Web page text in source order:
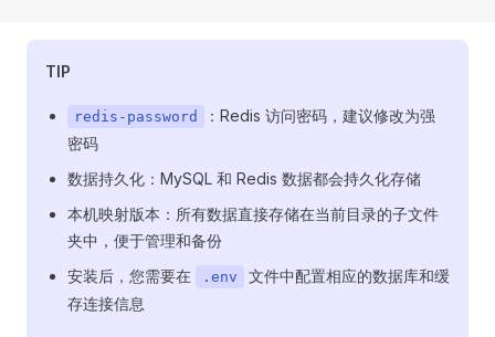
TIP
redis-password
：Redis 访问密码，建议修改为强
密码
数据持久化：MySQL 和 Redis 数据都会持久化存储
本机映射版本：所有数据直接存储在当前目录的子文件
夹中，便于管理和备份
安装后，您需要在
.env
文件中配置相应的数据库和缓
存连接信息